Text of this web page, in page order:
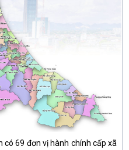
xã Kỳ Thượng tổ chức
tháng 8 năm 2026
huấn “Nâng cao nhận
rủi ro thiên tai dựa vào
có 69 đơn vị hành chính cấp xã